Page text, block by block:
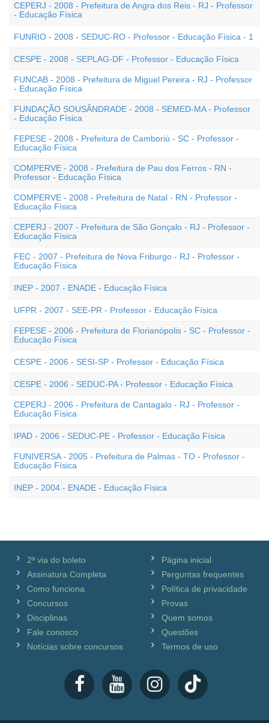
CEPERJ - 2008 - Prefeitura de Angra dos Reis - RJ - Professor
- Educação Física
FUNRIO - 2008 - SEDUC-RO - Professor - Educação Física - 1
CESPE - 2008 - SEPLAG-DF - Professor - Educação Física
FUNCAB - 2008 - Prefeitura de Miguel Pereira - RJ - Professor
- Educação Física
FUNDAÇÃO SOUSÂNDRADE - 2008 - SEMED-MA - Professor
- Educação Física
FEPESE - 2008 - Prefeitura de Camboriú - SC - Professor -
Educação Física
COMPERVE - 2008 - Prefeitura de Pau dos Ferros - RN -
Professor - Educação Física
COMPERVE - 2008 - Prefeitura de Natal - RN - Professor -
Educação Física
CEPERJ - 2007 - Prefeitura de São Gonçalo - RJ - Professor -
Educação Física
FEC - 2007 - Prefeitura de Nova Friburgo - RJ - Professor -
Educação Física
INEP - 2007 - ENADE - Educação Física
UFPR - 2007 - SEE-PR - Professor - Educação Física
FEPESE - 2006 - Prefeitura de Florianópolis - SC - Professor -
Educação Física
CESPE - 2006 - SESI-SP - Professor - Educação Física
CESPE - 2006 - SEDUC-PA - Professor - Educação Física
CEPERJ - 2006 - Prefeitura de Cantagalo - RJ - Professor -
Educação Física
IPAD - 2006 - SEDUC-PE - Professor - Educação Física
FUNIVERSA - 2005 - Prefeitura de Palmas - TO - Professor -
Educação Física
INEP - 2004 - ENADE - Educação Física
2ª via do boleto
Assinatura Completa
Como funciona
Concursos
Disciplinas
Fale conosco
Notícias sobre concursos
Página inicial
Perguntas frequentes
Política de privacidade
Provas
Quem somos
Questões
Termos de uso